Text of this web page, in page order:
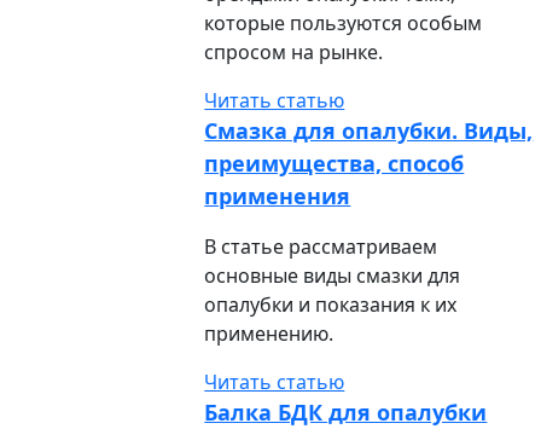
которые пользуются особым
спросом на рынке.
Читать статью
Смазка для опалубки. Виды,
преимущества, способ
применения
В статье рассматриваем
основные виды смазки для
опалубки и показания к их
применению.
Читать статью
Балка БДК для опалубки